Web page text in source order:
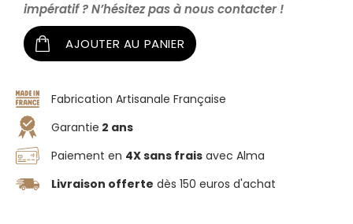
impératif ? N’hésitez pas à nous contacter !
AJOUTER AU PANIER
Fabrication Artisanale Française
Garantie 2 ans
Paiement en 4X sans frais avec Alma
Livraison offerte dès 150 euros d'achat